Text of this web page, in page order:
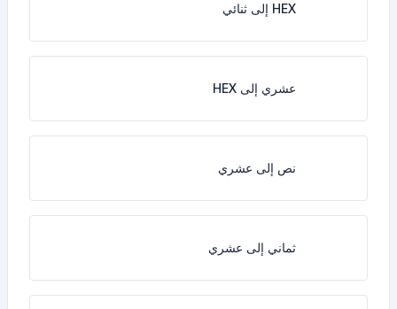
HEX إلى ثنائي
عشري إلى HEX
نص إلى عشري
ثماني إلى عشري